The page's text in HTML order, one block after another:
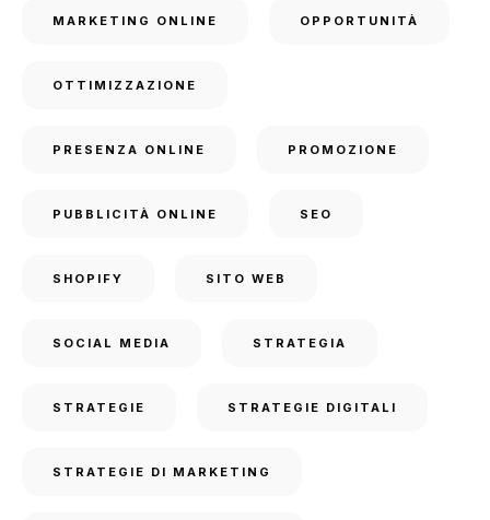
MARKETING ONLINE OPPORTUNITÀ
OTTIMIZZAZIONE
PRESENZA ONLINE PROMOZIONE
PUBBLICITÀ ONLINE SEO
SHOPIFY SITO WEB
SOCIAL MEDIA STRATEGIA
STRATEGIE STRATEGIE DIGITALI
STRATEGIE DI MARKETING